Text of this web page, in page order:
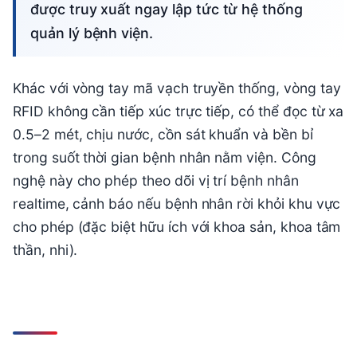
được truy xuất ngay lập tức từ hệ thống
quản lý bệnh viện.
Khác với vòng tay mã vạch truyền thống, vòng tay
RFID không cần tiếp xúc trực tiếp, có thể đọc từ xa
0.5–2 mét, chịu nước, cồn sát khuẩn và bền bỉ
trong suốt thời gian bệnh nhân nằm viện. Công
nghệ này cho phép theo dõi vị trí bệnh nhân
realtime, cảnh báo nếu bệnh nhân rời khỏi khu vực
cho phép (đặc biệt hữu ích với khoa sản, khoa tâm
thần, nhi).